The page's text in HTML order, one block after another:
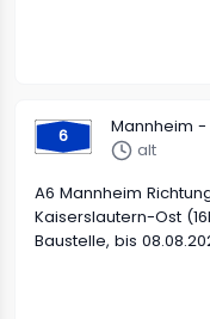
6
Mannheim -
alt
A6 Mannheim
Kaiserslautern-Ost
Baustelle, bis